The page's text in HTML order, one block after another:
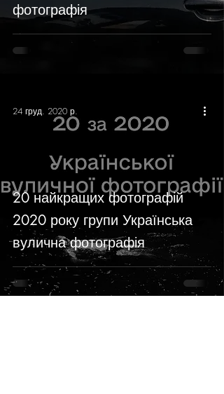
фотографія
20 найкращих фотографій
2020 року групи Українська
вулична фотографія
24 груд. 2020 р.